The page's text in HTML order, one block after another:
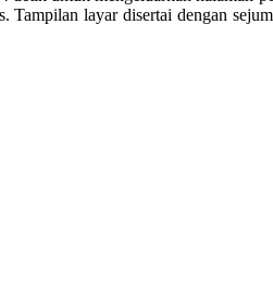
Tampilan layar disertai dengan